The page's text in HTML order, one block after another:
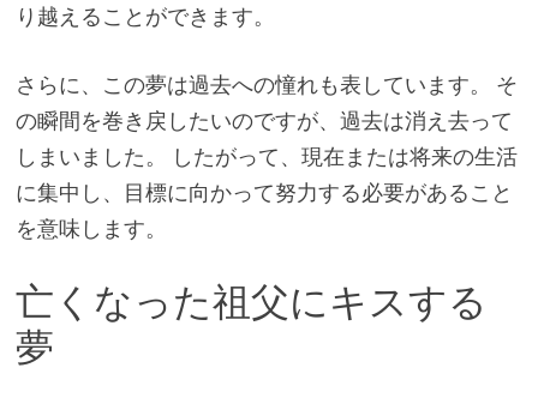
り越えることができます。
さらに、この夢は過去への憧れも表しています。 そ
の瞬間を巻き戻したいのですが、過去は消え去って
しまいました。 したがって、現在または将来の生活
に集中し、目標に向かって努力する必要があること
を意味します。
亡くなった祖父にキスする
夢